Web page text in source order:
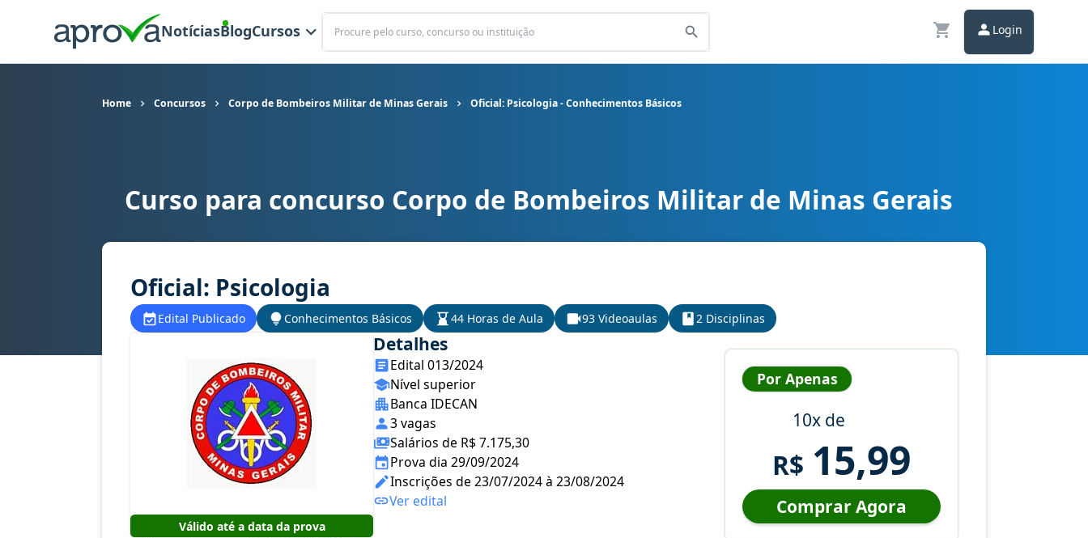
NotíciasBlogCursos
Buscar
Login
Home Concursos Corpo de Bombeiros Militar de Minas Gerais Oficial: Psicologia - Conhecimentos Básicos
Curso para concurso CBM MG - Corpo de Bombeiros Militar de Minas Gerais cargo Oficial: Psicologia - Conhecimentos Básicos
Curso para concurso Corpo de Bombeiros Militar de Minas Gerais
Oficial: Psicologia
Edital Publicado Conhecimentos Básicos 44 Horas de Aula 93 Videoaulas 2 Disciplinas
Válido até a data da prova
Detalhes
Edital 013/2024
Nível superior
Banca IDECAN
3 vagas
Salários de R$ 7.175,30
Prova dia 29/09/2024
Inscrições de 23/07/2024 à 23/08/2024
Ver edital
Por Apenas
10x de
R$ 15,99
Comprar Agora